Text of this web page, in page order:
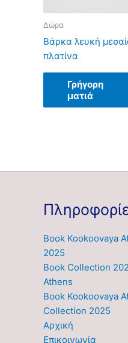
Δώρα
Βάρκα λευκή
πλατίνα
Γρήγορη
ματιά
Book Kookoovaya
2025
Book Collection
Athens
Book Kookoovaya
Collection 2025
Αρχική
Επικοινωνία